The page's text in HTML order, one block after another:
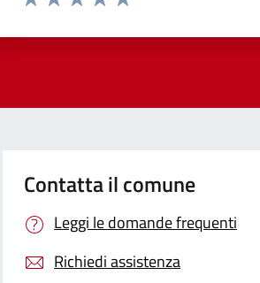
Contatta il comune
Leggi le domande frequenti
Richiedi assistenza